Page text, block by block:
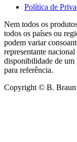
Política de
Nem todos os
todos os países ou
podem variar
representante
disponibilidade de um
para referência.
Copyright © B. Braun